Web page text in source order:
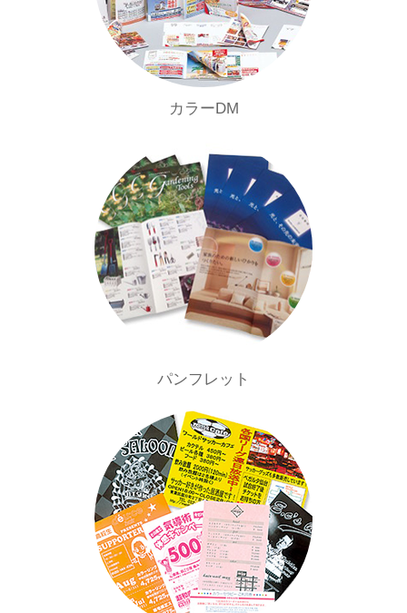
カラーDM
パンフレット